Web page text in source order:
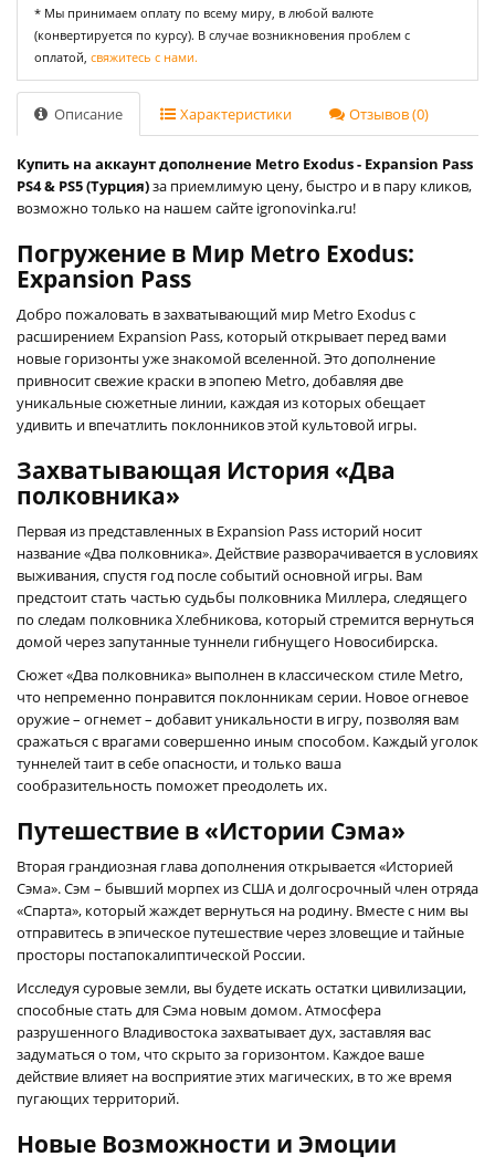
* Мы принимаем оплату по всему миру, в любой валюте
(конвертируется по курсу). В случае возникновения проблем с
оплатой, свяжитесь с нами.
Описание Характеристики Отзывов (0)
Купить на аккаунт дополнение Metro Exodus - Expansion Pass
PS4 & PS5 (Турция)за приемлимую цену, быстро и в пару кликов,
возможно только на нашем сайте igronovinka.ru!
Погружение в Мир Metro Exodus:
Expansion Pass
Добро пожаловать в захватывающий мир Metro Exodus с
расширением Expansion Pass, который открывает перед вами
новые горизонты уже знакомой вселенной. Это дополнение
привносит свежие краски в эпопею Metro, добавляя две
уникальные сюжетные линии, каждая из которых обещает
удивить и впечатлить поклонников этой культовой игры.
Захватывающая История «Два
полковника»
Первая из представленных в Expansion Pass историй носит
название «Два полковника». Действие разворачивается в условиях
выживания, спустя год после событий основной игры. Вам
предстоит стать частью судьбы полковника Миллера, следящего
по следам полковника Хлебникова, который стремится вернуться
домой через запутанные туннели гибнущего Новосибирска.
Сюжет «Два полковника» выполнен в классическом стиле Metro,
что непременно понравится поклонникам серии. Новое огневое
оружие – огнемет – добавит уникальности в игру, позволяя вам
сражаться с врагами совершенно иным способом. Каждый уголок
туннелей таит в себе опасности, и только ваша
сообразительность поможет преодолеть их.
Путешествие в «Истории Сэма»
Вторая грандиозная глава дополнения открывается «Историей
Сэма». Сэм – бывший морпех из США и долгосрочный член отряда
«Спарта», который жаждет вернуться на родину. Вместе с ним вы
отправитесь в эпическое путешествие через зловещие и тайные
просторы постапокалиптической России.
Исследуя суровые земли, вы будете искать остатки цивилизации,
способные стать для Сэма новым домом. Атмосфера
разрушенного Владивостока захватывает дух, заставляя вас
задуматься о том, что скрыто за горизонтом. Каждое ваше
действие влияет на восприятие этих магических, в то же время
пугающих территорий.
Новые Возможности и Эмоции